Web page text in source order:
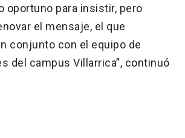
oportuno para insistir, pero
el mensaje, el que
conjunto con el equipo de
del campus Villarrica”, continuó